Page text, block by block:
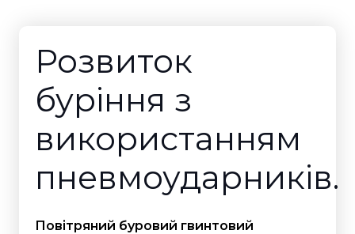
Розвиток
буріння з
використанням
пневмоударників.
Повітряний буровий гвинтовий